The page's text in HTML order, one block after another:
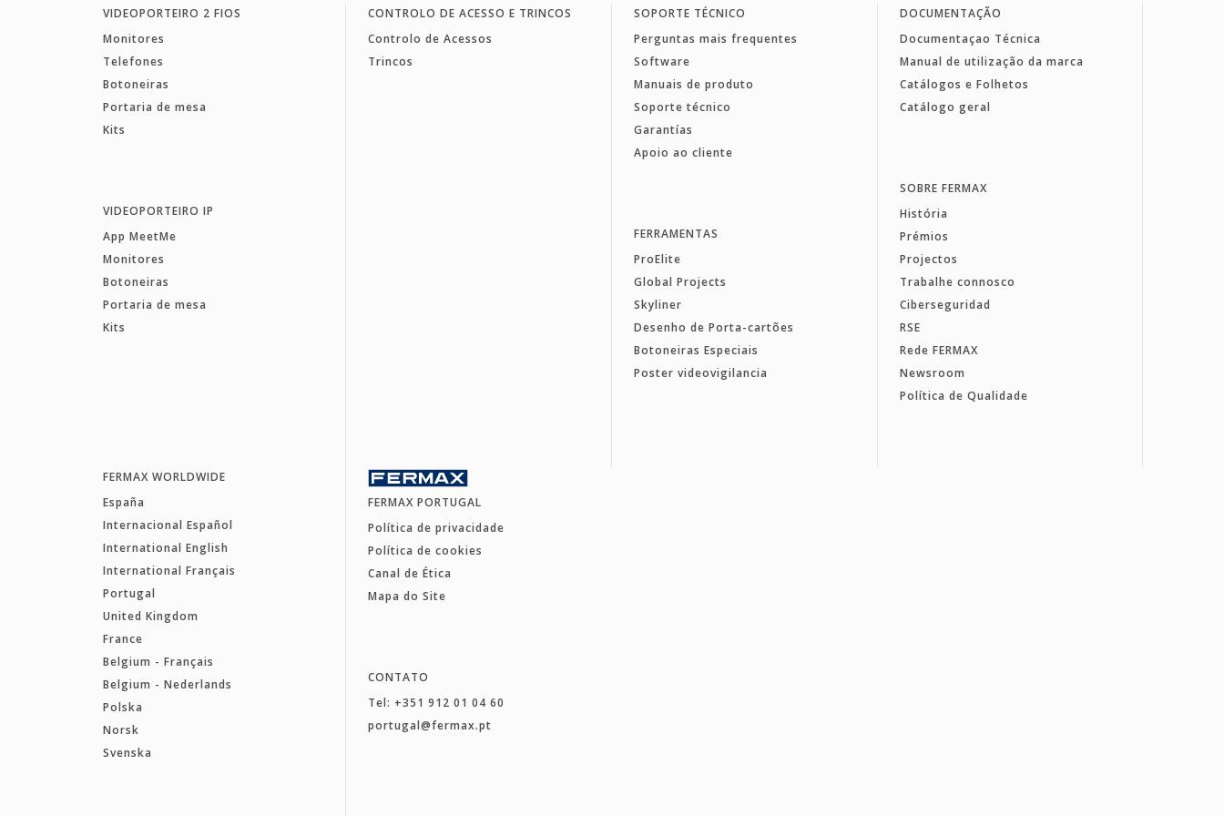
VIDEOPORTEIRO 2 FIOS
Monitores
Telefones
Botoneiras
Portaria de mesa
Kits
VIDEOPORTEIRO IP
App MeetMe
Monitores
Botoneiras
Portaria de mesa
Kits
CONTROLO DE ACESSO E TRINCOS
Controlo de Acessos
Trincos
SOPORTE TÉCNICO
Perguntas mais frequentes
Software
Manuais de produto
Soporte técnico
Garantías
Apoio ao cliente
FERRAMENTAS
ProElite
Global Projects
Skyliner
Desenho de Porta-cartões
Botoneiras Especiais
Poster videovigilancia
DOCUMENTAÇÃO
Documentaçao Técnica
Manual de utilização da marca
Catálogos e Folhetos
Catálogo geral
SOBRE FERMAX
História
Prémios
Projectos
Trabalhe connosco
Ciberseguridad
RSE
Rede FERMAX
Newsroom
Política de Qualidade
FERMAX WORLDWIDE
España
Internacional Español
International English
International Français
Portugal
United Kingdom
France
Belgium - Français
Belgium - Nederlands
Polska
Norsk
Svenska
FERMAX PORTUGAL
Política de privacidade
Política de cookies
Canal de Ética
Mapa do Site
CONTATO
Tel: +351 912 01 04 60
portugal@fermax.pt